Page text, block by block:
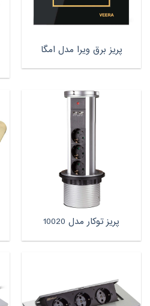
پریز برق ویرا مدل امگا
پریز توکار مدل 10020